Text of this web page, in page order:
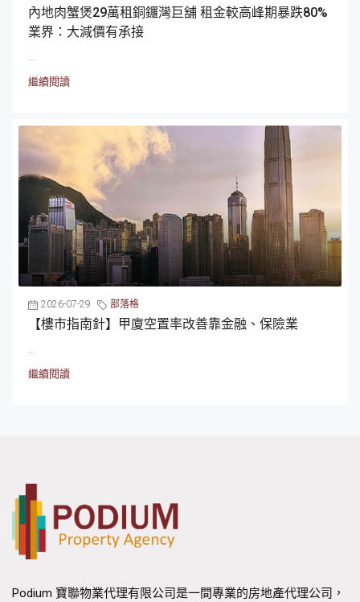
內地肉蟹煲29萬租銅鑼灣巨舖 租金較高峰期暴跌80%
業界：大減價有承接
...
繼續閱讀
2026-07-29 部落格
【樓市指南針】甲廈空置率改善靠金融、保險業
...
繼續閱讀
Podium 寶聯物業代理有限公司是一間專業的房地產代理公司，